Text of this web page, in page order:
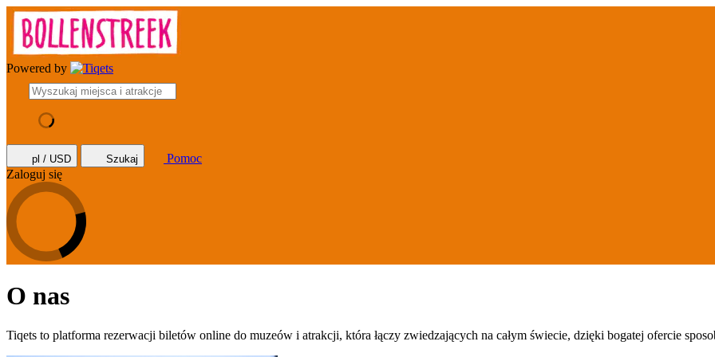
Powered by
pl / USD Szukaj
Pomoc
Zaloguj się
O nas
Tiqets to platforma rezerwacji biletów online do muzeów i atrakcji, która łączy zwiedzających na całym świecie, dzięki bogatej ofercie